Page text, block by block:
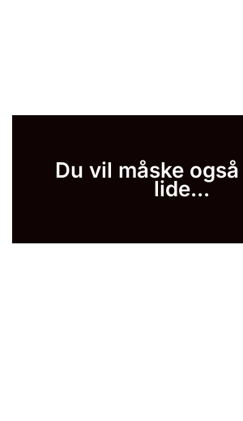
Du vil måske
lide...